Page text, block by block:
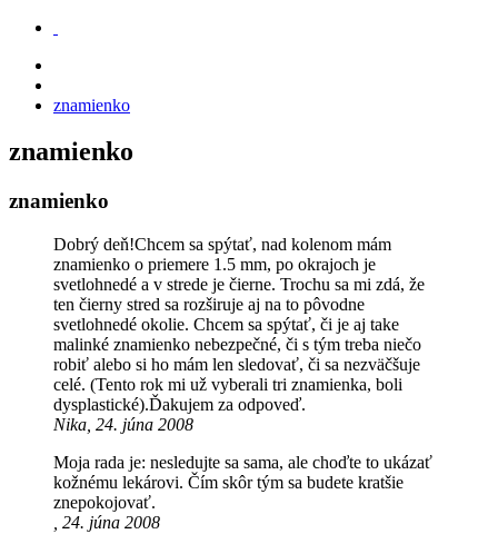
znamienko
znamienko
znamienko
Dobrý deň!Chcem sa spýtať, nad kolenom mám
znamienko o priemere 1.5 mm, po okrajoch je
svetlohnedé a v strede je čierne. Trochu sa mi zdá, že
ten čierny stred sa rozširuje aj na to pôvodne
svetlohnedé okolie. Chcem sa spýtať, či je aj take
malinké znamienko nebezpečné, či s tým treba niečo
robiť alebo si ho mám len sledovať, či sa nezväčšuje
celé. (Tento rok mi už vyberali tri znamienka, boli
dysplastické).Ďakujem za odpoveď.
Nika, 24. júna 2008
Moja rada je: nesledujte sa sama, ale choďte to ukázať
kožnému lekárovi. Čím skôr tým sa budete kratšie
znepokojovať.
, 24. júna 2008